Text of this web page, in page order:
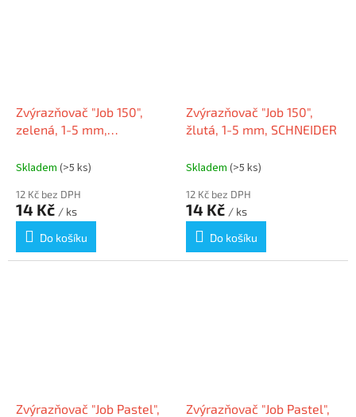
Zvýrazňovač "Job 150",
zelená, 1-5 mm,
Skladem (>5 ks)
12 Kč bez DPH
14 Kč / ks
Do košíku
Zvýrazňovač "Job 150",
žlutá, 1-5 mm, SCHNEIDER
Skladem (>5 ks)
12 Kč bez DPH
14 Kč / ks
Do košíku
Zvýrazňovač "Job Pastel",
Zvýrazňovač "Job Pastel",